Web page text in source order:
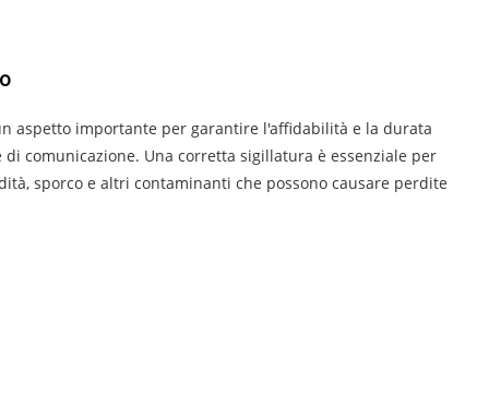
aspetto importante per garantire l'affidabilità e la durata
comunicazione. Una corretta sigillatura è essenziale per
sporco e altri contaminanti che possono causare perdite